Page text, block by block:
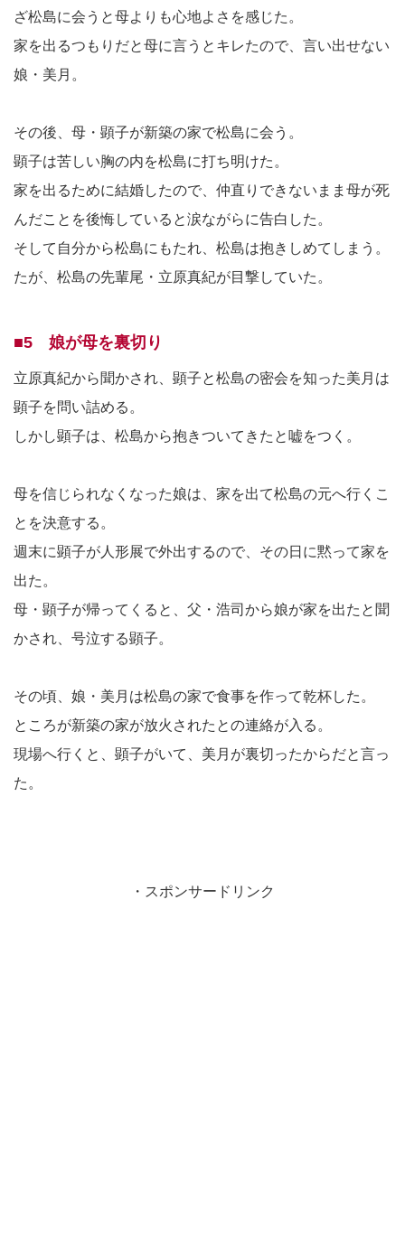
ざ松島に会うと母よりも心地よさを感じた。
家を出るつもりだと母に言うとキレたので、言い出せない
娘・美月。
その後、母・顕子が新築の家で松島に会う。
顕子は苦しい胸の内を松島に打ち明けた。
家を出るために結婚したので、仲直りできないまま母が死
んだことを後悔していると涙ながらに告白した。
そして自分から松島にもたれ、松島は抱きしめてしまう。
たが、松島の先輩尾・立原真紀が目撃していた。
■5 娘が母を裏切り
立原真紀から聞かされ、顕子と松島の密会を知った美月は
顕子を問い詰める。
しかし顕子は、松島から抱きついてきたと嘘をつく。
母を信じられなくなった娘は、家を出て松島の元へ行くこ
とを決意する。
週末に顕子が人形展で外出するので、その日に黙って家を
出た。
母・顕子が帰ってくると、父・浩司から娘が家を出たと聞
かされ、号泣する顕子。
その頃、娘・美月は松島の家で食事を作って乾杯した。
ところが新築の家が放火されたとの連絡が入る。
現場へ行くと、顕子がいて、美月が裏切ったからだと言っ
た。
・スポンサードリンク